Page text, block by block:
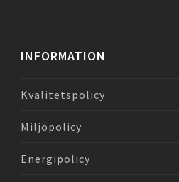
INFORMATION
Kvalitetspolicy
Miljöpolicy
Energipolicy